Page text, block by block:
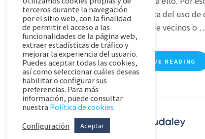
de luz acerca del uso de
reuniones de vecinos o
CONTINUE READING
terceros durante la navegación
por el sitio web, con la finalidad
de permitir el acceso a las
funcionalidades de la página web,
extraer estadísticas de tráfico y
mejorar la experiencia del usuario.
Puedes aceptar todas las cookies,
así como seleccionar cuáles deseas
habilitar o configurar sus
preferencias. Para más
información, puede consultar
nuestra Política de cookies
Configuración
Aceptar